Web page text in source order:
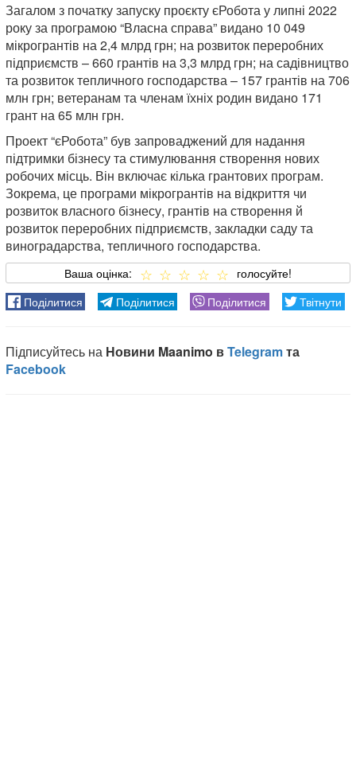
Загалом з початку запуску проєкту єРобота у липні 2022
року за програмою “Власна справа” видано 10 049
мікрогрантів на 2,4 млрд грн; на розвиток переробних
підприємств – 660 грантів на 3,3 млрд грн; на садівництво
та розвиток тепличного господарства – 157 грантів на 706
млн грн; ветеранам та членам їхніх родин видано 171
грант на 65 млн грн.
Проект “єРобота” був запроваджений для надання
підтримки бізнесу та стимулювання створення нових
робочих місць. Він включає кілька грантових програм.
Зокрема, це програми мікрогрантів на відкриття чи
розвиток власного бізнесу, грантів на створення й
розвиток переробних підприємств, закладки саду та
виноградарства, тепличного господарства.